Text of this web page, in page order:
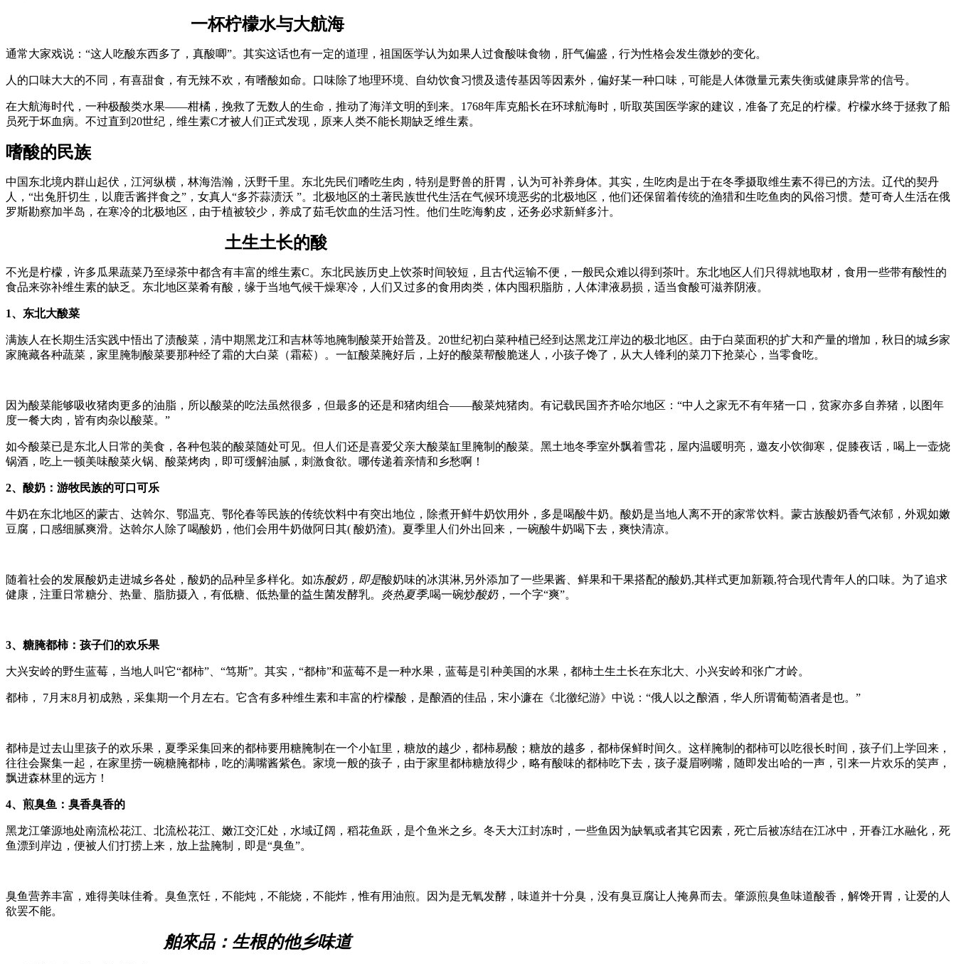
一杯柠檬水与大航海
通常大家戏说：“这人吃酸东西多了，真酸唧”。其实这话也有一定的道理，祖国医学认为如果人过食酸味食物，肝气偏盛，行为性格会发生微妙的变化。
人的口味大大的不同，有喜甜食，有无辣不欢，有嗜酸如命。口味除了地理环境、自幼饮食习惯及遗传基因等因素外，偏好某一种口味，可能是人体微量元素失衡或健康异常的信号。
在大航海时代，一种极酸类水果——柑橘，挽救了无数人的生命，推动了海洋文明的到来。1768年库克船长在环球航海时，听取英国医学家的建议，准备了充足的柠檬。柠檬水终于拯救了船
员死于坏血病。不过直到20世纪，维生素C才被人们正式发现，原来人类不能长期缺乏维生素。
嗜酸的民族
中国东北境内群山起伏，江河纵横，林海浩瀚，沃野千里。东北先民们嗜吃生肉，特别是野兽的肝胃，认为可补养身体。其实，生吃肉是出于在冬季摄取维生素不得已的方法。辽代的契丹
人，“出兔肝切生，以鹿舌酱拌食之”，女真人“多芥蒜渍沃 ”。北极地区的土著民族世代生活在气候环境恶劣的北极地区，他们还保留着传统的渔猎和生吃鱼肉的风俗习惯。楚可奇人生活在俄
罗斯勘察加半岛，在寒冷的北极地区，由于植被较少，养成了茹毛饮血的生活习性。他们生吃海豹皮，还务必求新鲜多汁。
土生土长的酸
不光是柠檬，许多瓜果蔬菜乃至绿茶中都含有丰富的维生素C。东北民族历史上饮茶时间较短，且古代运输不便，一般民众难以得到茶叶。东北地区人们只得就地取材，食用一些带有酸性的
食品来弥补维生素的缺乏。东北地区菜肴有酸，缘于当地气候干燥寒冷，人们又过多的食用肉类，体内囤积脂肪，人体津液易损，适当食酸可滋养阴液。
1、东北大酸菜
满族人在长期生活实践中悟出了渍酸菜，清中期黑龙江和吉林等地腌制酸菜开始普及。20世纪初白菜种植已经到达黑龙江岸边的极北地区。由于白菜面积的扩大和产量的增加，秋日的城乡家
家腌藏各种蔬菜，家里腌制酸菜要那种经了霜的大白菜（霜菘）。一缸酸菜腌好后，上好的酸菜帮酸脆迷人，小孩子馋了，从大人锋利的菜刀下抢菜心，当零食吃。
因为酸菜能够吸收猪肉更多的油脂，所以酸菜的吃法虽然很多，但最多的还是和猪肉组合——酸菜炖猪肉。有记载民国齐齐哈尔地区：“中人之家无不有年猪一口，贫家亦多自养猪，以图年
度一餐大肉，皆有肉杂以酸菜。”
如今酸菜已是东北人日常的美食，各种包装的酸菜随处可见。但人们还是喜爱父亲大酸菜缸里腌制的酸菜。黑土地冬季室外飘着雪花，屋内温暖明亮，邀友小饮御寒，促膝夜话，喝上一壶烧
锅酒，吃上一顿美味酸菜火锅、酸菜烤肉，即可缓解油腻，刺激食欲。哪传递着亲情和乡愁啊！
2、 酸奶：游牧民族的可口可乐
牛奶在东北地区的蒙古、达斡尔、鄂温克、鄂伦春等民族的传统饮料中有突出地位，除煮开鲜牛奶饮用外，多是喝酸牛奶。酸奶是当地人离不开的家常饮料。蒙古族酸奶香气浓郁，外观如嫩
豆腐，口感细腻爽滑。达斡尔人除了喝酸奶，他们会用牛奶做阿日其( 酸奶渣)。夏季里人们外出回来，一碗酸牛奶喝下去，爽快清凉。
随着社会的发展酸奶走进城乡各处，酸奶的品种呈多样化。如冻酸奶，即是酸奶味的冰淇淋,另外添加了一些果酱、鲜果和干果搭配的酸奶,其样式更加新颖,符合现代青年人的口味。为了追求
健康，注重日常糖分、热量、脂肪摄入，有低糖、低热量的益生菌发酵乳。
炎热夏季,喝一碗炒酸奶，一个字“爽”。
3、糖腌都柿：孩子们的欢乐果
大兴安岭的野生蓝莓，当地人叫它“都柿”、“笃斯”。其实，“都柿”和蓝莓不是一种水果，蓝莓是引种美国的水果，都柿土生土长在东北大、小兴安岭和张广才岭。
都柿， 7月末8月初成熟，采集期一个月左右。它含有多种维生素和丰富的柠檬酸，是酿酒的佳品，宋小濂在《北徼纪游》中说：“俄人以之酿酒，华人所谓葡萄酒者是也。”
都柿是过去山里孩子的欢乐果，夏季采集回来的都柿要用糖腌制在一个小缸里，糖放的越少，都柿易酸；糖放的越多，都柿保鲜时间久。这样腌制的都柿可以吃很长时间，孩子们上学回来，
往往会聚集一起，在家里捞一碗糖腌都柿，吃的满嘴酱紫色。家境一般的孩子，由于家里都柿糖放得少，略有酸味的都柿吃下去，孩子凝眉咧嘴，随即发出哈的一声，引来一片欢乐的笑声，
飘进森林里的远方！
4、煎臭鱼：臭香臭香的
黑龙江肇源地处南流松花江、北流松花江、嫩江交汇处，水域辽阔，稻花鱼跃，是个鱼米之乡。冬天大江封冻时，一些鱼因为缺氧或者其它因素，死亡后被冻结在江冰中，开春江水融化，死
鱼漂到岸边，便被人们打捞上来，放上盐腌制，即是“臭鱼”。
臭鱼营养丰富，难得美味佳肴。臭鱼烹饪，不能炖，不能烧，不能炸，惟有用油煎。因为是无氧发酵，味道并十分臭，没有臭豆腐让人掩鼻而去。肇源煎臭鱼味道酸香，解馋开胃，让爱的人
欲罢不能。
舶來品：生根的他乡味道